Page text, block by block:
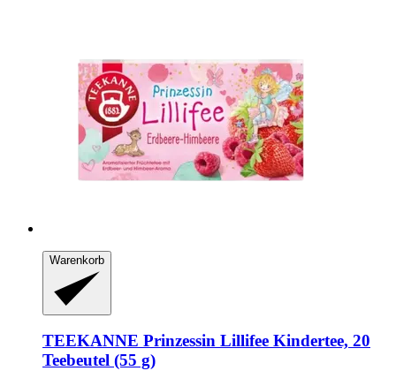
Warenkorb
TEEKANNE Prinzessin Lillifee Kindertee, 20
Teebeutel (55 g)